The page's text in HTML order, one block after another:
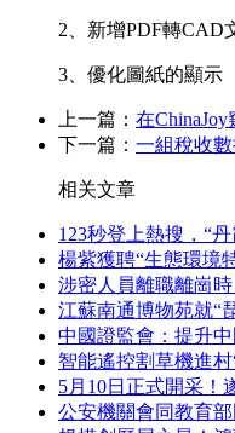
2、新增PDF轉CAD
3、優化圖紙的顯示
上一篇： 在
下一篇： 一組稅收
相关文章
123秒登上熱搜，“
楊紫獲聘“生態環境
涉密人員離職離崗時
江蘇南通博物苑就“
中國證監會：提升
智能遙控割草機進
5月10日正式開采！
公安機關會同教育